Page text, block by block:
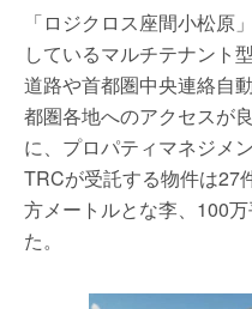
「ロジクロス座間小松原
しているマルチテナント
道路や首都圏中央連絡自
都圏各地へのアクセスが
に、プロパティマネジメ
TRCが受託する物件は27
方メートルとな李、100
た。